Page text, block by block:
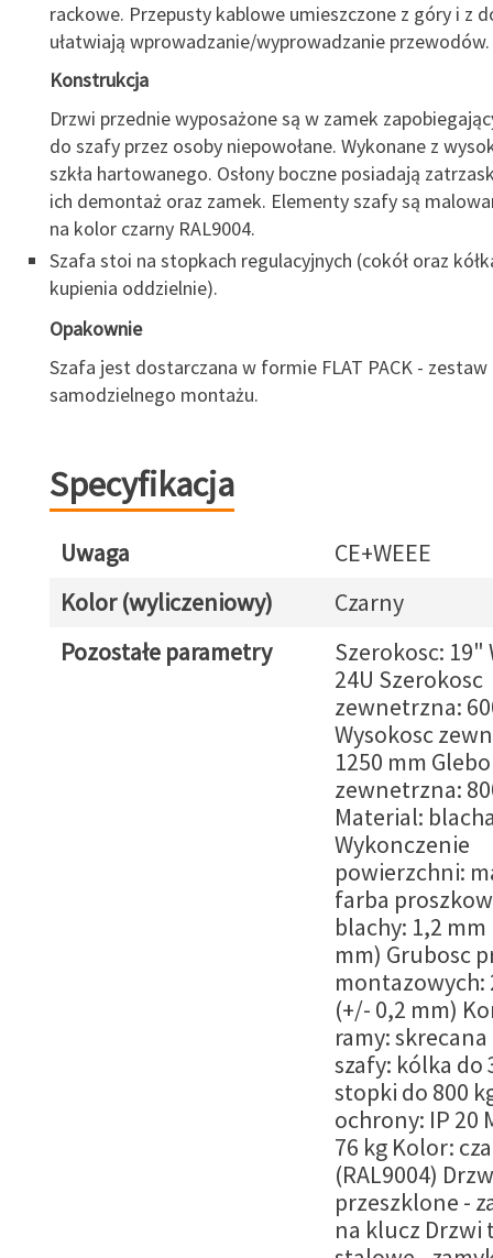
rackowe. Przepusty kablowe umieszczone z góry i z
ułatwiają wprowadzanie/wyprowadzanie przewodów.
Konstrukcja
Drzwi przednie wyposażone są w zamek
do szafy przez osoby niepowołane. Wykonane z
szkła hartowanego. Osłony boczne posiadają
ich demontaż oraz zamek. Elementy szafy są
na kolor czarny RAL9004.
Szafa stoi na stopkach regulacyjnych (cokół oraz
kupienia oddzielnie).
Opakownie
Szafa jest dostarczana w formie FLAT PACK - zestaw
samodzielnego montażu.
Specyfikacja
Uwaga
CE+WEEE
Kolor (wyliczeniowy)
Czarny
Pozostałe parametry
Szerokosc: 19"
24U Szerokosc
zewnetrzna:
Wysokosc
1250 mm
zewnetrzna:
Material:
Wykonczenie
powierzchni:
farba
blachy: 1,2 mm
mm) Grubosc
montazowych:
(+/- 0,2 mm)
ramy:
szafy: kólka do
stopki do 800
ochrony: IP 20
76 kg Kolor:
(RAL9004)
przeszklone -
na klucz Drzwi